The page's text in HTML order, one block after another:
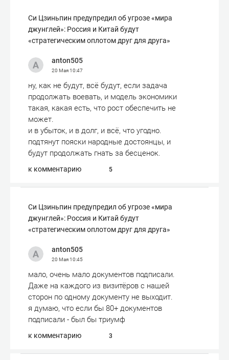
Си Цзиньпин предупредил об угрозе «мира
джунглей»: Россия и Китай будут
«стратегическим оплотом друг для друга»
anton505
20 Мая10:47
ну, как не будут, всё будут, если задача
продолжать воевать, и модель экономики
такая, какая есть, что рост обеспечить не
может.
и в убыток, и в долг, и всё, что угодно.
подтянут пояски народные достоянцы, и
будут продолжать гнать за бесценок.
к комментарию 5
Си Цзиньпин предупредил об угрозе «мира
джунглей»: Россия и Китай будут
«стратегическим оплотом друг для друга»
anton505
20 Мая10:45
мало, очень мало документов подписали.
Даже на каждого из визитёров с нашей
сторон по одному документу не выходит.
я думаю, что если бы 80+ документов
подписали - был бы триумф
к комментарию 3